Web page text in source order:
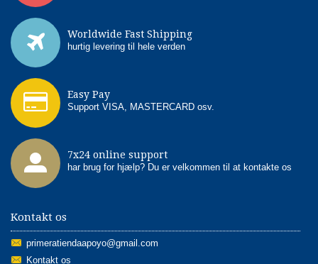
Worldwide Fast Shipping
hurtig levering til hele verden
Easy Pay
Support VISA, MASTERCARD osv.
7x24 online support
har brug for hjælp? Du er velkommen til at kontakte os
Kontakt os
primeratiendaapoyo@gmail.com
Kontakt os